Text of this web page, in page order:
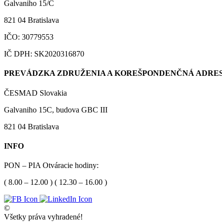
Galvaniho 15/C
821 04 Bratislava
IČO: 30779553
IČ DPH: SK2020316870
PREVÁDZKA ZDRUŽENIA A KOREŠPONDENČNÁ
ČESMAD Slovakia
Galvaniho 15C, budova GBC III
821 04 Bratislava
INFO
PON – PIA Otváracie hodiny:
( 8.00 – 12.00 ) ( 12.30 – 16.00 )
©
Všetky práva vyhradené!